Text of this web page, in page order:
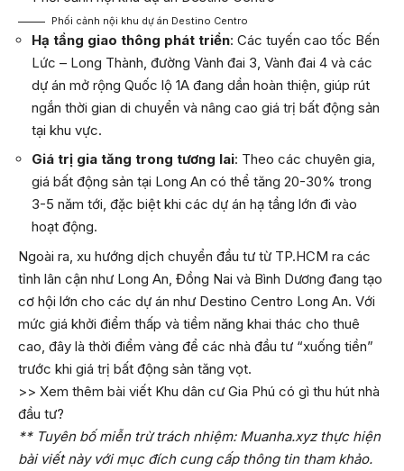
Phối cảnh nội khu dự án Destino Centro
Hạ tầng giao thông phát triển: Các tuyến cao tốc Bến
Lức – Long Thành, đường Vành đai 3, Vành đai 4 và các
dự án mở rộng Quốc lộ 1A đang dần hoàn thiện, giúp rút
ngắn thời gian di chuyển và nâng cao giá trị bất động sản
tại khu vực.
Giá trị gia tăng trong tương lai: Theo các chuyên gia,
giá bất động sản tại Long An có thể tăng 20-30% trong
3-5 năm tới, đặc biệt khi các dự án hạ tầng lớn đi vào
hoạt động.
Ngoài ra, xu hướng dịch chuyển đầu tư từ TP.HCM ra các
tỉnh lân cận như Long An, Đồng Nai và Bình Dương đang tạo
cơ hội lớn cho các dự án như Destino Centro Long An. Với
mức giá khởi điểm thấp và tiềm năng khai thác cho thuê
cao, đây là thời điểm vàng để các nhà đầu tư “xuống tiền”
trước khi giá trị bất động sản tăng vọt.
>> Xem thêm bài viết Khu dân cư Gia Phú có gì thu hút nhà
đầu tư?
** Tuyên bố miễn trừ trách nhiệm: Muanha.xyz thực hiện
bài viết này với mục đích cung cấp thông tin tham khảo.